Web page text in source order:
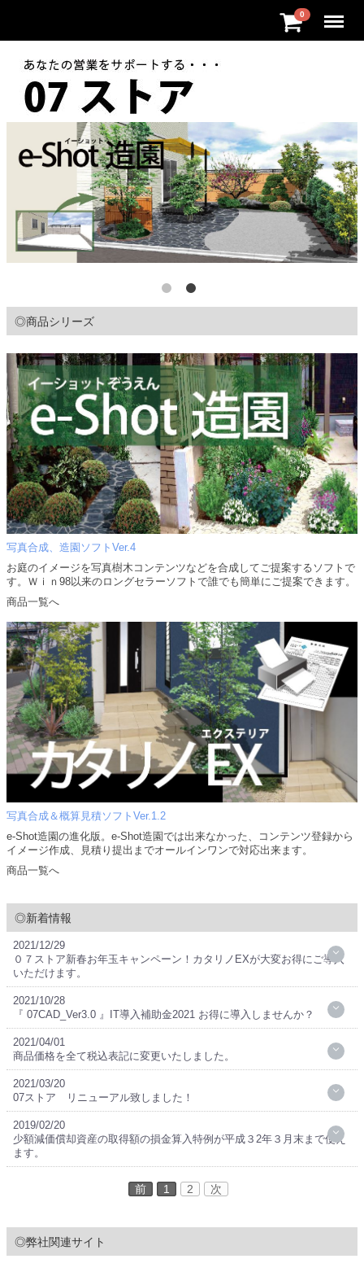
0 Menu
◎商品シリーズ
写真合成、造園ソフトVer.4
お庭のイメージを写真樹木コンテンツなどを合成してご提案するソフトで
す。Ｗｉｎ98以来のロングセラーソフトで誰でも簡単にご提案できます。
商品一覧へ
写真合成＆概算見積ソフトVer.1.2
e-Shot造園の進化版。e-Shot造園では出来なかった、コンテンツ登録から
イメージ作成、見積り提出までオールインワンで対応出来ます。
商品一覧へ
◎新着情報
2021/12/29
０７ストア新春お年玉キャンペーン！カタリノEXが大変お得にご導入
いただけます。
2021/10/28
『 07CAD_Ver3.0 』IT導入補助金2021 お得に導入しませんか？
2021/04/01
商品価格を全て税込表記に変更いたしました。
2021/03/20
07ストア リニューアル致しました！
2019/02/20
少額減価償却資産の取得額の損金算入特例が平成３2年３月末まで使え
ます。
前 1 2 次
◎弊社関連サイト